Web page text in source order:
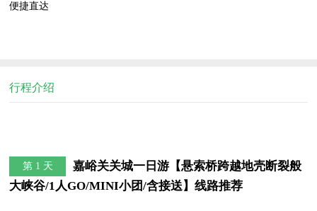
便捷直达
行程介绍
第 1 天
嘉峪关关城一日游【悬索桥跨越地壳断裂般
大峡谷/1人GO/MINI小团/含接送】线路推荐